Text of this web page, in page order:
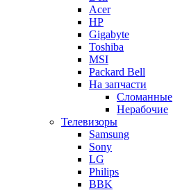
Acer
HP
Gigabyte
Toshiba
MSI
Packard Bell
На запчасти
Сломанные
Нерабочие
Телевизоры
Samsung
Sony
LG
Philips
BBK